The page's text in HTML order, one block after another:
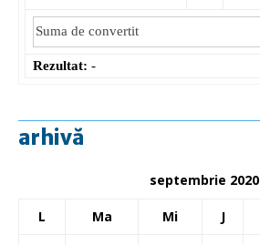
Rezultat: -
arhivă
septembrie 2020
L Ma Mi J